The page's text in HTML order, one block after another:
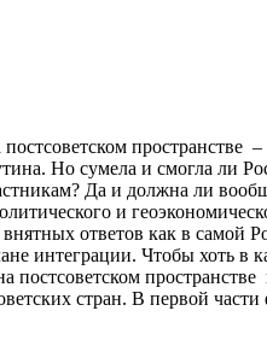
пространстве
Но сумела и смогла ли
Да и должна ли
и
внятных ответов как в
интеграции. Чтобы хоть
постсоветском
стран. В первой